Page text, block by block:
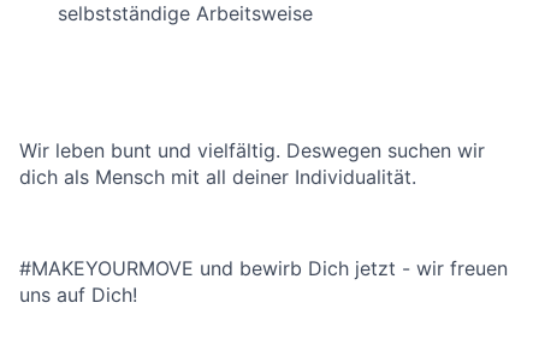
selbstständige Arbeitsweise
Wir leben bunt und vielfältig. Deswegen suchen wir
dich als Mensch mit all deiner Individualität.
#MAKEYOURMOVE und bewirb Dich jetzt - wir freuen
uns auf Dich!